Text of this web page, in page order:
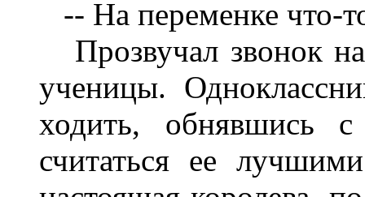
-- На переменке что-
Прозвучал звонок
ученицы.
ходить, обнявшись
считаться ее